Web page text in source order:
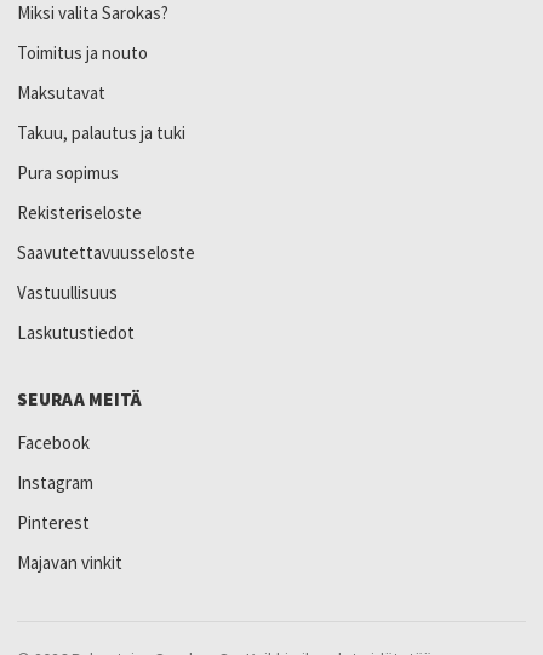
Miksi valita Sarokas?
Toimitus ja nouto
Maksutavat
Takuu, palautus ja tuki
Pura sopimus
Rekisteriseloste
Saavutettavuusseloste
Vastuullisuus
Laskutustiedot
SEURAA MEITÄ
Facebook
Instagram
Pinterest
Majavan vinkit